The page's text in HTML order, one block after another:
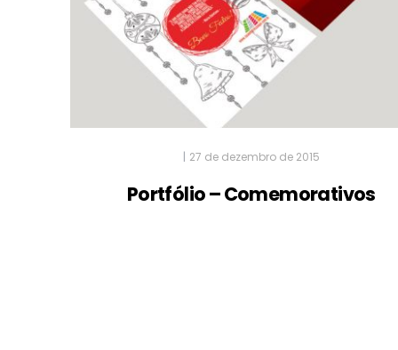
| 27 de dezembro de 2015
Portfólio – Comemorativos